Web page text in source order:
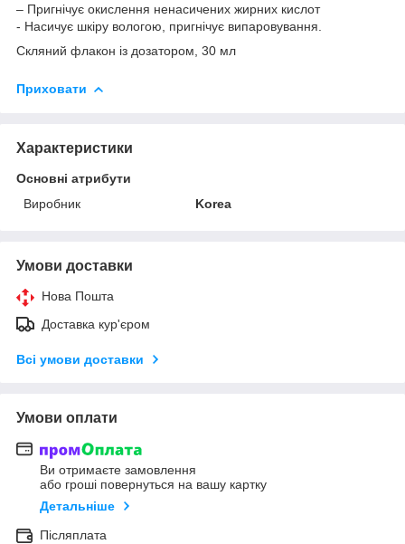
– Пригнічує окислення ненасичених жирних кислот
- Насичує шкіру вологою, пригнічує випаровування.
Скляний флакон із дозатором, 30 мл
Приховати
Характеристики
Основні атрибути
Виробник
Korea
Умови доставки
Нова Пошта
Доставка кур'єром
Всі умови доставки
Умови оплати
Ви отримаєте замовлення
або гроші повернуться на вашу картку
Детальніше
Післяплата